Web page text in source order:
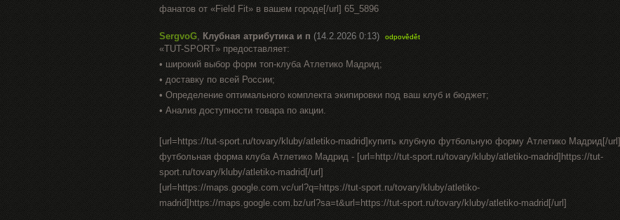
фанатов от «Field Fit» в вашем городе[/url] 65_5896
SergvoG, Клубная атрибутика и п (14.2.2026 0:13) odpovědět
«TUT-SPORT» предоставляет:
• широкий выбор форм топ-клуба Атлетико Мадрид;
• доставку по всей России;
• Определение оптимального комплекта экипировки под ваш клуб и бюджет;
• Анализ доступности товара по акции.
[url=https://tut-sport.ru/tovary/kluby/atletiko-madrid]купить клубную футбольную форму Атлетико Мадрид[/url]
футбольная форма клуба Атлетико Мадрид - [url=http://tut-sport.ru/tovary/kluby/atletiko-madrid]https://tut-
sport.ru/tovary/kluby/atletiko-madrid[/url]
[url=https://maps.google.com.vc/url?q=https://tut-sport.ru/tovary/kluby/atletiko-
madrid]https://maps.google.com.bz/url?sa=t&url=https://tut-sport.ru/tovary/kluby/atletiko-madrid[/url]